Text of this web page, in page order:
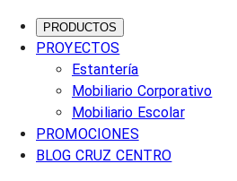
PRODUCTOS
PROYECTOS
Estantería
Mobiliario Corporativo
Mobiliario Escolar
PROMOCIONES
BLOG CRUZ CENTRO